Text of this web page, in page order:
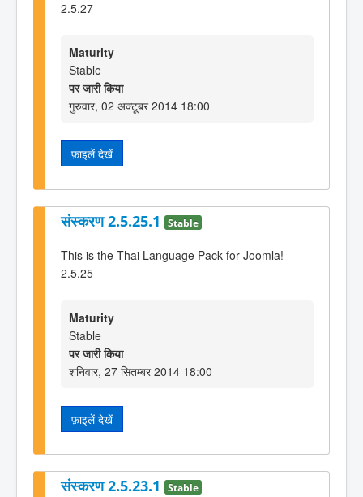
2.5.27
Maturity
Stable
पर जारी किया
गुरुवार, 02 अक्टूबर 2014 18:00
फ़ाइलें देखें
संस्करण 2.5.25.1 Stable
This is the Thai Language Pack for Joomla!
2.5.25
Maturity
Stable
पर जारी किया
शनिवार, 27 सितम्बर 2014 18:00
फ़ाइलें देखें
संस्करण 2.5.23.1 Stable